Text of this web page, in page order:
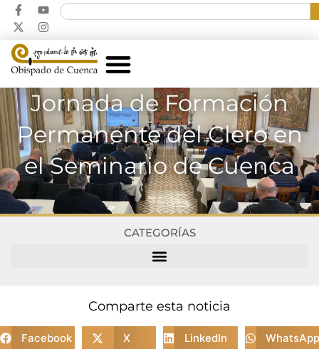
Jornada de Formación
Permanente del Clero en
el Seminario de Cuenca
CATEGORÍAS
Comparte esta noticia
Facebook X LinkedIn WhatsApp